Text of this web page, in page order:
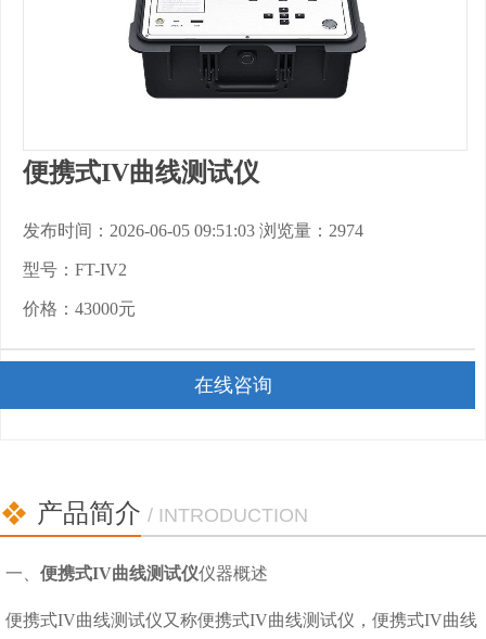
便携式IV曲线测试仪
发布时间：2026-06-05 09:51:03 浏览量：2974
型号：FT-IV2
价格：43000元
在线咨询
产品简介 / INTRODUCTION
一、 便携式IV曲线测试仪仪器概述
便携式IV曲线测试仪又称便携式IV曲线测试仪，便携式IV曲线